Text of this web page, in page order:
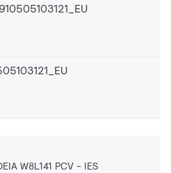
W8L141 PCV IES